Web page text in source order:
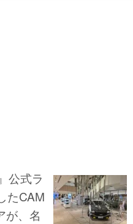
公式ラ
たCAM
が、名